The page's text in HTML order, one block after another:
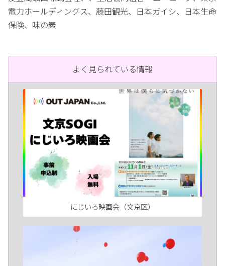
電力ホールディングス、藤田観光、日本ガイシ、日本生命
保険、味の素
よく見られている情報
にじいろ映画会（文京区）